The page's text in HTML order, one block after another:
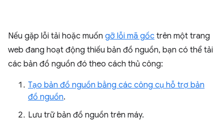
Nếu gặp lỗi tải hoặc muốn gỡ lỗi mã gốc trên một trang
web đang hoạt động thiếu bản đồ nguồn, bạn có thể tải
các bản đồ nguồn đó theo cách thủ công:
Tạo bản đồ nguồn bằng các công cụ hỗ trợ bản
đồ nguồn.
Lưu trữ bản đồ nguồn trên máy.